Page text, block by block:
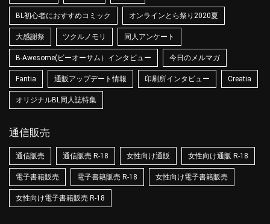
BL初心者におすすめコミック オンラインとら祭り2020夏
大感謝祭 ツクルノモリ 同人アンケート
B-Awesome(ビーオーサム）インタビュー 今日のメルマガ
Fantia 通販アップデート情報 印刷所インタビュー Creatia
オリジナルBL同人誌特集
通信販売
通信販売 通信販売 R-18 女性向け通販 女性向け通販 R-18
電子書籍販売 電子書籍販売 R-18 女性向け電子書籍販売
女性向け電子書籍販売 R-18